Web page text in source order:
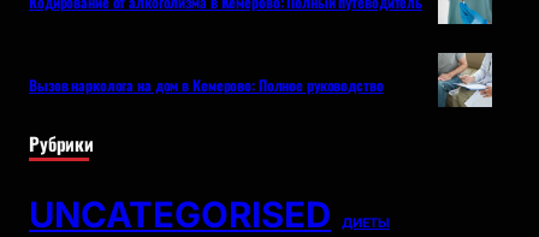
Вызов нарколога на дом в Кемерово: Полное руководство
Рубрики
UNCATEGORISED ДИЕТЫ